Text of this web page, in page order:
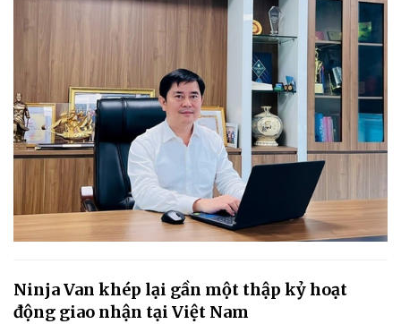
Ninja Van khép lại gần một thập kỷ hoạt
động giao nhận tại Việt Nam